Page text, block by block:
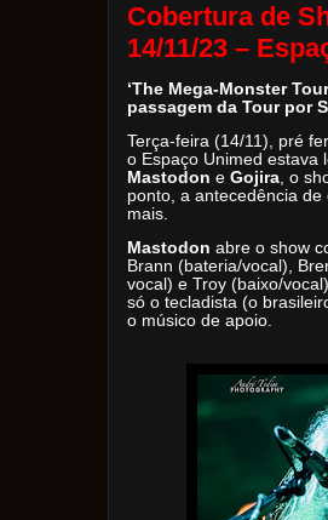
Cobertura de
14/11/23 –
‘The Mega-Monster
passagem da Tour por
Terça-feira (14/11), pré
o Espaço Unimed estava
Mastodon e Gojira, o
ponto, a antecedência
mais.
Mastodon abre o show
Brann (bateria/vocal),
vocal) e Troy (baixo/
só o tecladista (o
o músico de apoio.